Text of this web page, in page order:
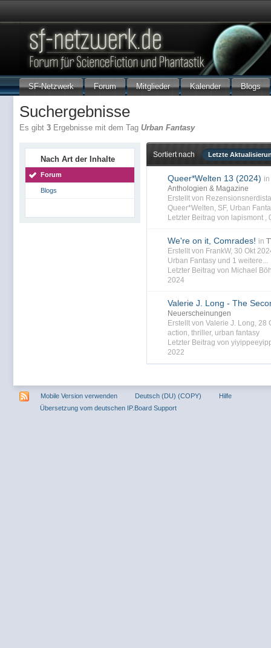
SF-Netzwerk Forum Mitglieder Kalender Blogs
Suchergebnisse
Es gibt 3 Ergebnisse mit dem Tag Urban Fantasy
Nach Art der Inhalte
Forum
Blogs
Sortiert nach Letzte
Queer*Welten 13 (2024) in
Anthologien & Magazine
Erstellt von
Queer*Welten, SF, Urban
Letzter Beitrag von lapismont ,
We're on it, Comrades! in
Erstellt von FrankW, 30 Okt
Urban Fantasy und 1 weitere...
Letzter Beitrag von Michael
2024
Valerie J. Long - The
Neuerscheinungen
Erstellt von Valerie J. Long,
action, thriller, urban fantasy
Letzter Beitrag von
2022
Mobile Version verwenden Deutsch (DU) (COPY)
Hilfe
Übersetzung vom deutschen IP.Board Support